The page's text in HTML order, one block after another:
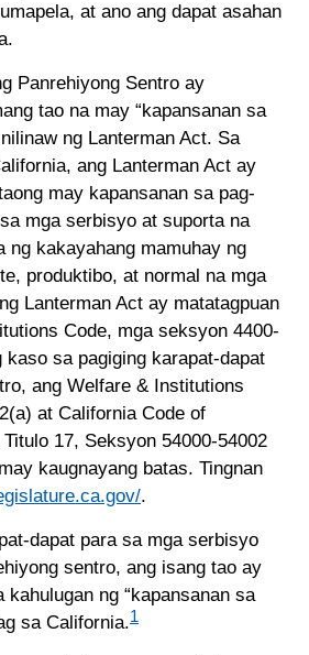
at ano ang dapat asahan
Panrehiyong Sentro ay
tao na may “kapansanan sa
ng Lanterman Act. Sa
ang Lanterman Act ay
may kapansanan sa pag-
mga serbisyo at suporta na
ng kakayahang mamuhay ng
produktibo, at normal na mga
Lanterman Act ay matatagpuan
Code, mga seksyon 4400-
kaso sa pagiging karapat-dapat
ang Welfare & Institutions
at California Code of
17, Seksyon 54000-54002
kaugnayang batas. Tingnan
.
dapat para sa mga serbisyo
sentro, ang isang tao ay
kahulugan ng “kapansanan sa
sa California.1